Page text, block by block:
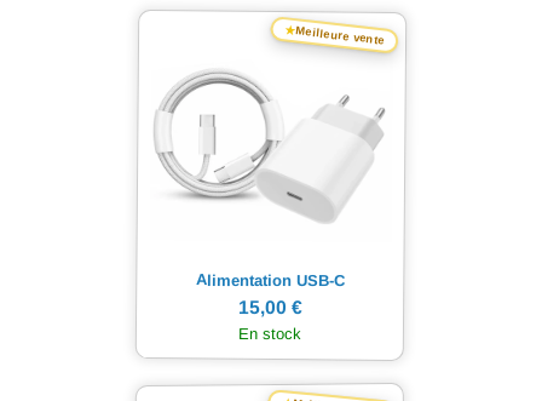
★Meilleure vente
Alimentation USB-C
15,00 €
En stock